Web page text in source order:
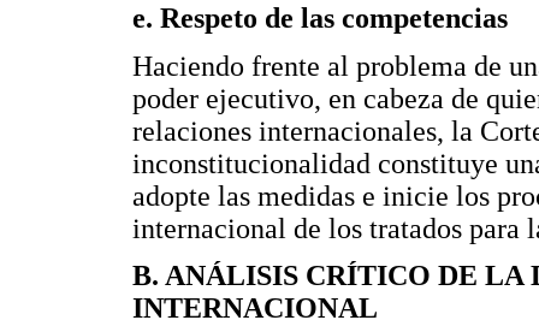
e. Respeto de las competencias
Haciendo frente al problema de
poder ejecutivo, en cabeza de
relaciones internacionales, la
inconstitucionalidad constituye
adopte las medidas e inicie los
internacional de los tratados para
B. ANÁLISIS CRÍTICO DE LA
INTERNACIONAL